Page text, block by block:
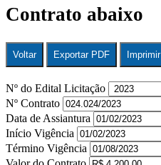
Contrato abaixo
Voltar Exportar PDF Imprimir
Nº do Edital Licitação
Nº Contrato
Data de Assiantura
Início Vigência
Término Vigência